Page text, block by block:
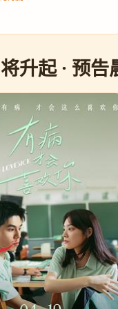
升起 · 预告